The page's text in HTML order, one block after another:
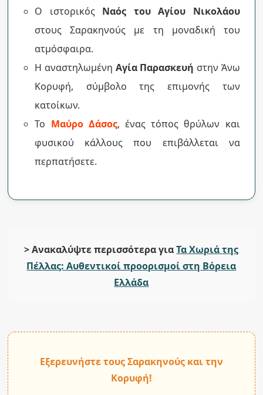
Ο ιστορικός Ναός του Αγίου Νικολάου
στους Σαρακηνούς με τη μοναδική του
ατμόσφαιρα.
Η αναστηλωμένη Αγία Παρασκευή στην Άνω
Κορυφή, σύμβολο της επιμονής των
κατοίκων.
Το Μαύρο Δάσος, ένας τόπος θρύλων και
φυσικού κάλλους που επιβάλλεται να
περπατήσετε.
> Ανακαλύψτε περισσότερα γιαΤα Χωριά της
Πέλλας: Αυθεντικοί προορισμοί στη Βόρεια
Ελλάδα
Εξερευνήστε τους Σαρακηνούς και την
Κορυφή!